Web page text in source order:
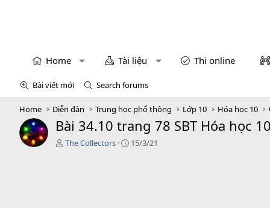
Home Tài liệu Thi online
Bài viết mới Search forums
Home Diễn đàn Trung học phổ thông Lớp 10 Hóa học 10
Bài 34.10 trang 78 SBT Hóa học 10
T
The Collectors
C15/3/21